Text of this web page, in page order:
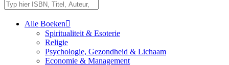
Alle Boeken
Spiritualiteit & Esoterie
Religie
Psychologie, Gezondheid & Lichaam
Economie & Management